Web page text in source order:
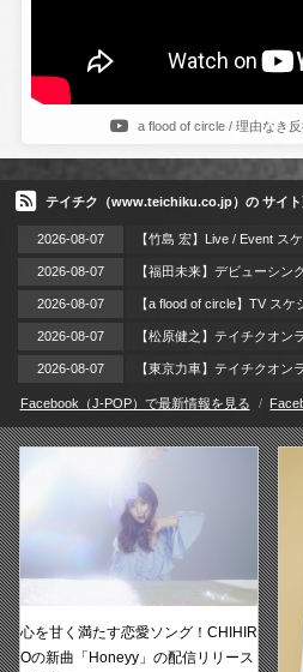
a flood of circle / 理由なき反
テイチク（www.teichiku.co.jp）の サイト
2026-08-07 【竹島 宏】Live / Event ス
2026-08-07
2026-08-07 【a flood of circle】TV スケ
2026-08-07
2026-08-07
Facebook（J-POP）で最新情報を見る
心を甘く満たす恋愛ソング！CHIHIR
Oの新曲「Honeyy」の配信リリース